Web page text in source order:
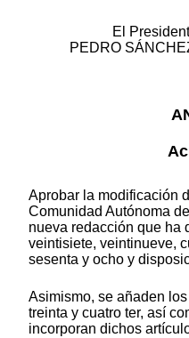
El
PEDRO
Aprobar la modificación
Comunidad Autónoma
nueva redacción que ha
veintisiete, veintinueve,
sesenta y ocho y
Asimismo, se añaden
treinta y cuatro ter, así
incorporan dichos